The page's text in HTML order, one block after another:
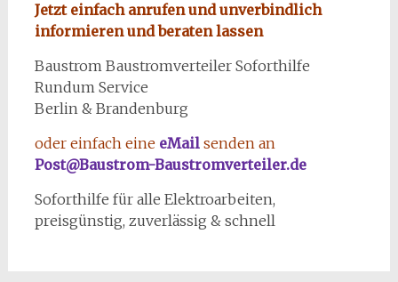
Jetzt einfach anrufen und unverbindlich
informieren und beraten lassen
Baustrom Baustromverteiler Soforthilfe
Rundum Service
Berlin & Brandenburg
oder einfach eine eMailsenden an
Post@Baustrom-Baustromverteiler.de
Soforthilfe für alle Elektroarbeiten,
preisgünstig, zuverlässig & schnell